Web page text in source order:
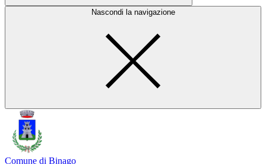
Nascondi la navigazione
Comune di Binago